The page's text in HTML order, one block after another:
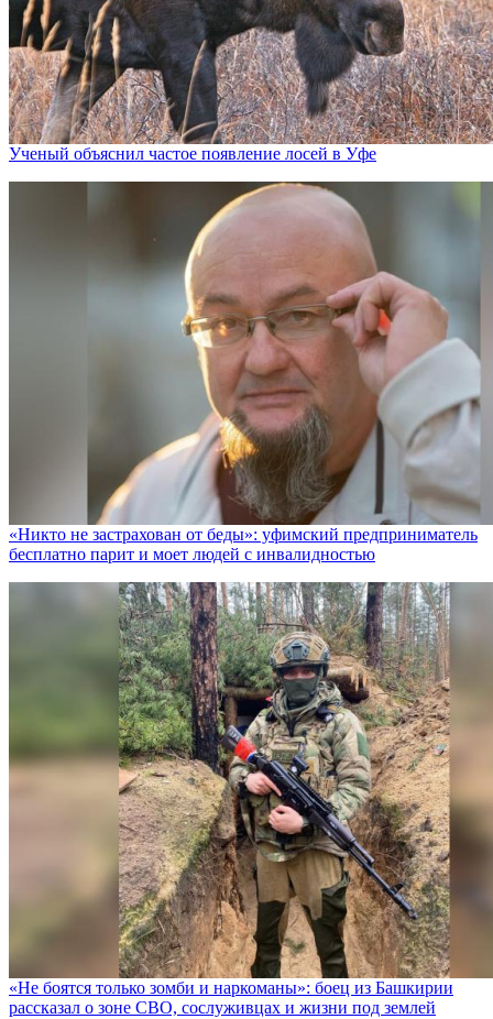
Ученый объяснил частое появление лосей в Уфе
«Никто не заcтрахован от беды»: уфимский предприниматель
бесплатно парит и моет людей с инвалидностью
«Не боятся только зомби и наркоманы»: боец из Башкирии
рассказал о зоне СВО, сослуживцах и жизни под землей